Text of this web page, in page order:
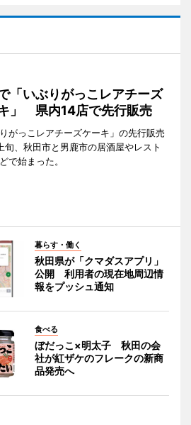
「いぶりがっこレアチーズ
」 県内14店で先行販売
りがっこレアチーズケーキ」の先行販売
旬、秋田市と男鹿市の居酒屋やレスト
で始まった。
暮らす・働く
秋田県が「クマダスアプリ」
公開 利用者の現在地周辺情
報をプッシュ通知
食べる
ぼだっこ×明太子 秋田の会
社が紅ザケのフレークの新商
品発売へ